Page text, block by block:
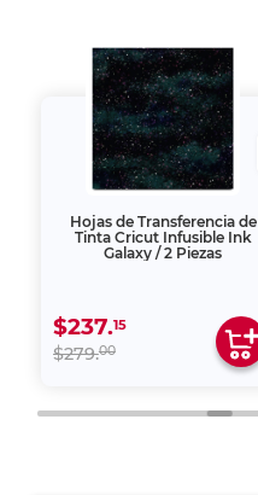
Hojas de Transferencia de
Tinta Cricut Infusible Ink
Galaxy / 2 Piezas
$237.15
$279.00